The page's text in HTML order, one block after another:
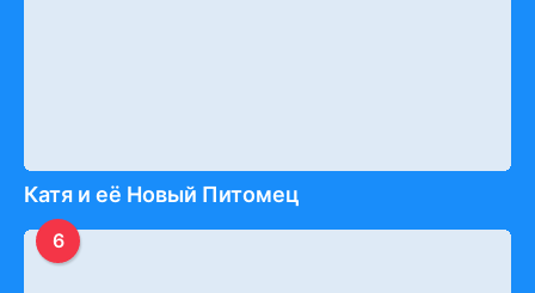
Катя и её Новый Питомец
6